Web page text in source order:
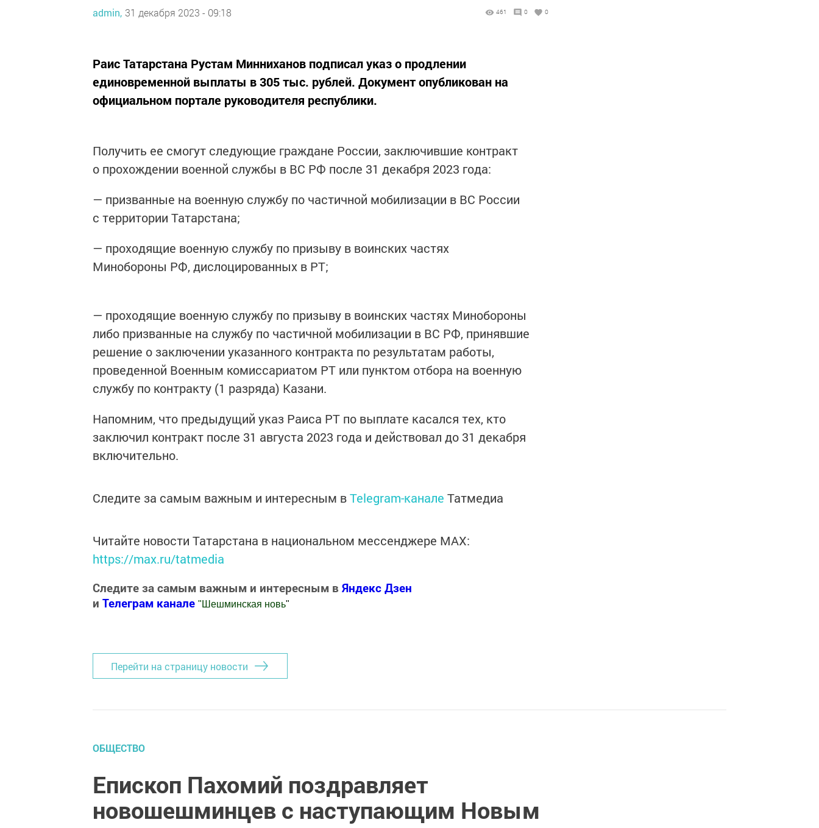
admin, 31 декабря 2023 - 09:18 461 0 0
Раис Татарстана Рустам Минниханов подписал указ о продлении
единовременной выплаты в 305 тыс. рублей. Документ опубликован на
официальном портале руководителя республики.
Получить ее смогут следующие граждане России, заключившие контракт
о прохождении военной службы в ВС РФ после 31 декабря 2023 года:
— призванные на военную службу по частичной мобилизации в ВС России
с территории Татарстана;
— проходящие военную службу по призыву в воинских частях
Минобороны РФ, дислоцированных в РТ;
— проходящие военную службу по призыву в воинских частях Минобороны
либо призванные на службу по частичной мобилизации в ВС РФ, принявшие
решение о заключении указанного контракта по результатам работы,
проведенной Военным комиссариатом РТ или пунктом отбора на военную
службу по контракту (1 разряда) Казани.
Напомним, что предыдущий указ Раиса РТ по выплате касался тех, кто
заключил контракт после 31 августа 2023 года и действовал до 31 декабря
включительно.
Следите за самым важным и интересным вTelegram-канале Татмедиа
Читайте новости Татарстана в национальном мессенджере MАХ:
https://max.ru/tatmedia
Следите за самым важным и интересным в Яндекс Дзен
и Телеграм канале "Шешминская новь"
Перейти на страницу новости
ОБЩЕСТВО
Епископ Пахомий поздравляет
новошешминцев с наступающим Новым